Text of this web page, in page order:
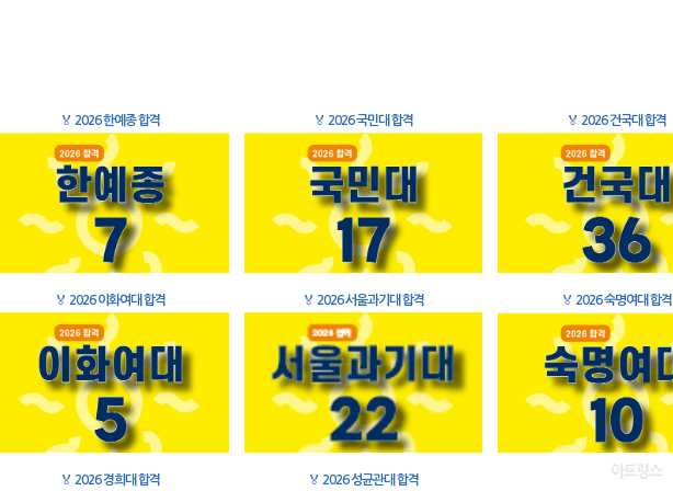
🏅 2026 한예종 합격 🏅 2026 국민대 합격 🏅 2026 건국대 합격
🏅 2026 이화여대 합격 🏅 2026 서울과기대 합격 🏅 2026 숙명여대 합격
🏅 2026 경희대 합격 🏅 2026 성균관대 합격